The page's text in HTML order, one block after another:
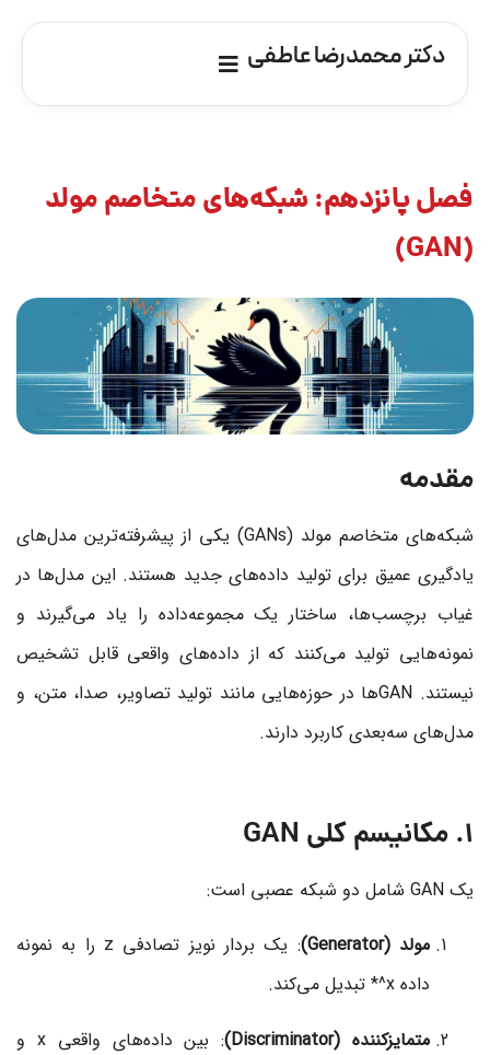
دکتر محمدرضا عاطفی
فصل پانزدهم: شبکه‌های متخاصم مولد
(GAN)
مقدمه
شبکه‌های متخاصم مولد (GANs) یکی از پیشرفته‌ترین مدل‌های
یادگیری عمیق برای تولید داده‌های جدید هستند. این مدل‌ها در
غیاب برچسب‌ها، ساختار یک مجموعه‌داده را یاد می‌گیرند و
نمونه‌هایی تولید می‌کنند که از داده‌های واقعی قابل تشخیص
نیستند. GANها در حوزه‌هایی مانند تولید تصاویر، صدا، متن، و
مدل‌های سه‌بعدی کاربرد دارند.
1. مکانیسم کلی GAN
یک GAN شامل دو شبکه عصبی است:
مولد (Generator) : یک بردار نویز تصادفی z را به نمونه
داده x^* تبدیل می‌کند.
متمایزکننده (Discriminator) : بین داده‌های واقعیx و